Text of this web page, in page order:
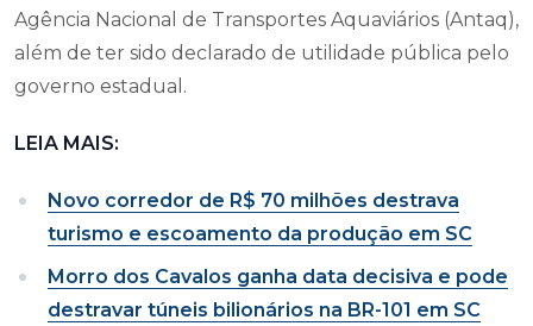
Agência Nacional de Transportes Aquaviários (Antaq),
além de ter sido declarado de utilidade pública pelo
governo estadual.
LEIA MAIS:
Novo corredor de R$ 70 milhões destrava
turismo e escoamento da produção em SC
Morro dos Cavalos ganha data decisiva e pode
destravar túneis bilionários na BR-101 em SC